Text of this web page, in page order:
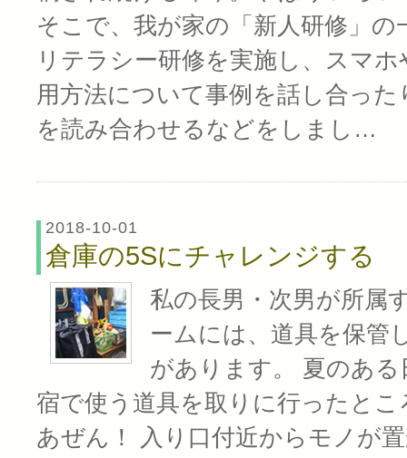
そこで、我が家の「新人研修」
リテラシー研修を実施し、スマ
用方法について事例を話し合っ
を読み合わせるなどをしまし…
2018-10-01
倉庫の5Sにチャレンジする
私の長男・次男が所属
ームには、道具を保管
があります。 夏のあ
宿で使う道具を取りに行ったと
あぜん！ 入り口付近からモノが